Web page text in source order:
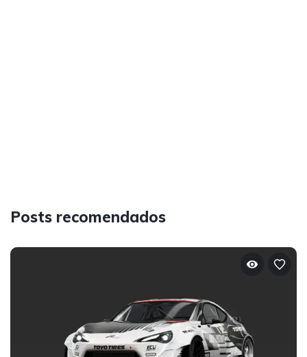
Posts recomendados